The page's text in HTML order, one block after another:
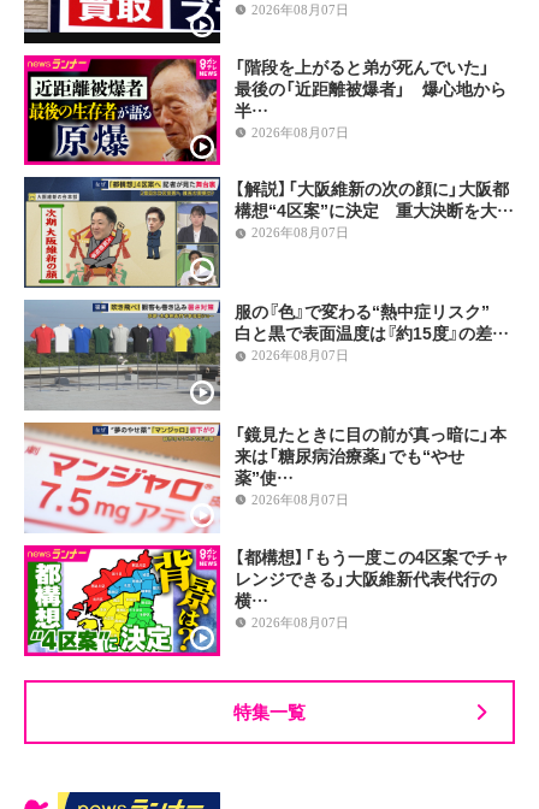
2026年08月07日
「階段を上がると弟が死んでいた」
最後の「近距離被爆者」 爆心地から
半…
2026年08月07日
【解説】「大阪維新の次の顔に」大阪都
構想“4区案”に決定 重大決断を大…
2026年08月07日
服の『色』で変わる“熱中症リスク”
白と黒で表面温度は『約15度』の差…
2026年08月07日
「鏡見たときに目の前が真っ暗に」本
来は「糖尿病治療薬」でも“やせ
薬”使…
2026年08月07日
【都構想】「もう一度この4区案でチャ
レンジできる」大阪維新代表代行の
横…
2026年08月07日
特集一覧